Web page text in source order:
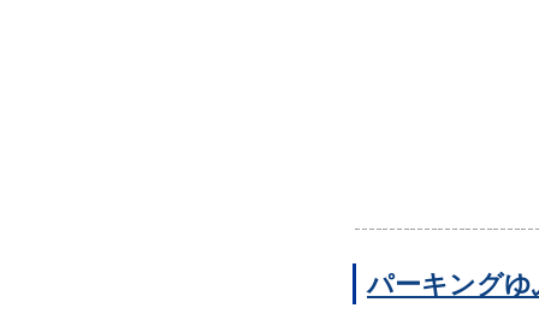
パーキングゆ